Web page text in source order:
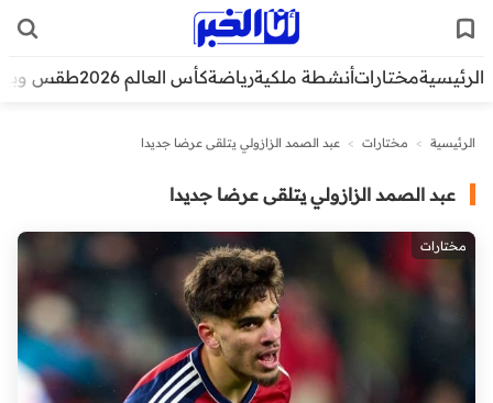
الرئيسيةمختاراتأنشطة ملكيةرياضةكأس العالم 2026 طقس
الرئيسية > مختارات > عبد الصمد الزازولي يتلقى عرضا جديدا
عبد الصمد الزازولي يتلقى عرضا جديدا
مختارات